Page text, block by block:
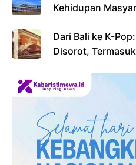
Kehidupan
Dari Bali ke K-
Disorot,